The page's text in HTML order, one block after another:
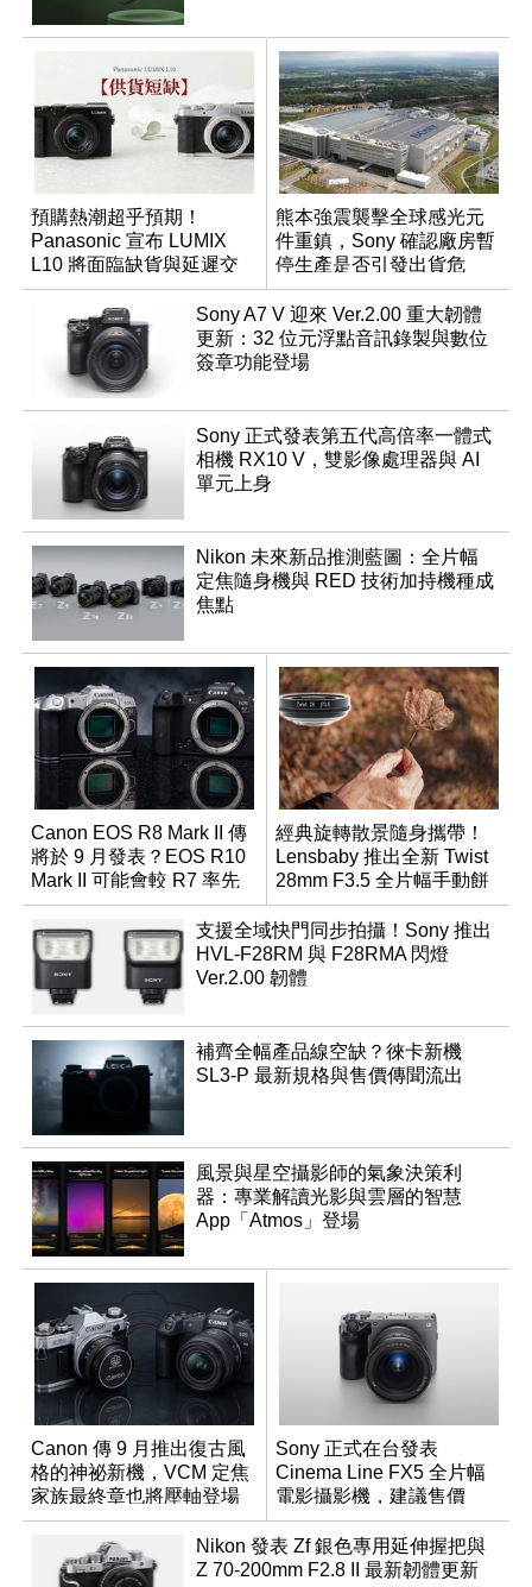
預購熱潮超乎預期！
Panasonic 宣布 LUMIX
L10 將面臨缺貨與延遲交
貨時間
熊本強震襲擊全球感光元
件重鎮，Sony 確認廠房暫
停生產是否引發出貨危
機？
Sony A7 V 迎來 Ver.2.00 重大韌體
更新：32 位元浮點音訊錄製與數位
簽章功能登場
Sony 正式發表第五代高倍率一體式
相機 RX10 V，雙影像處理器與 AI
單元上身
Nikon 未來新品推測藍圖：全片幅
定焦隨身機與 RED 技術加持機種成
焦點
Canon EOS R8 Mark II 傳
將於 9 月發表？EOS R10
Mark II 可能會較 R7 率先
推出
經典旋轉散景隨身攜帶！
Lensbaby 推出全新 Twist
28mm F3.5 全片幅手動餅
乾鏡
支援全域快門同步拍攝！Sony 推出
HVL-F28RM 與 F28RMA 閃燈
Ver.2.00 韌體
補齊全幅產品線空缺？徠卡新機
SL3-P 最新規格與售價傳聞流出
風景與星空攝影師的氣象決策利
器：專業解讀光影與雲層的智慧
App「Atmos」登場
Canon 傳 9 月推出復古風
格的神祕新機，VCM 定焦
家族最終章也將壓軸登場
Sony 正式在台發表
Cinema Line FX5 全片幅
電影攝影機，建議售價
NT$144,980
Nikon 發表 Zf 銀色專用延伸握把與
Z 70-200mm F2.8 II 最新韌體更新